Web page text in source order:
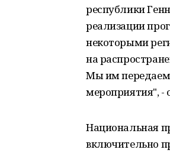
республики
реализации
некоторыми
на
Мы им передаем
мероприятия", -
Национальная
включительно